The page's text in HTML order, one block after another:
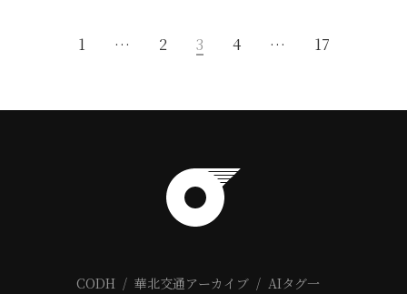
1 … 2 3 4 … 17
CODH 華北交通アーカイブ
AIタグ一